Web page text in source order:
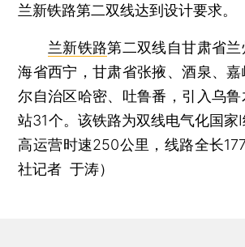
兰新铁路第二双线达到设计要求。
兰新铁路第二双线自甘肃省
海省西宁，甘肃省张掖、酒泉、
尔自治区哈密、吐鲁番，引入乌
站31个。该铁路为双线电气化国家
高运营时速250公里，线路全长
社记者 于涛）